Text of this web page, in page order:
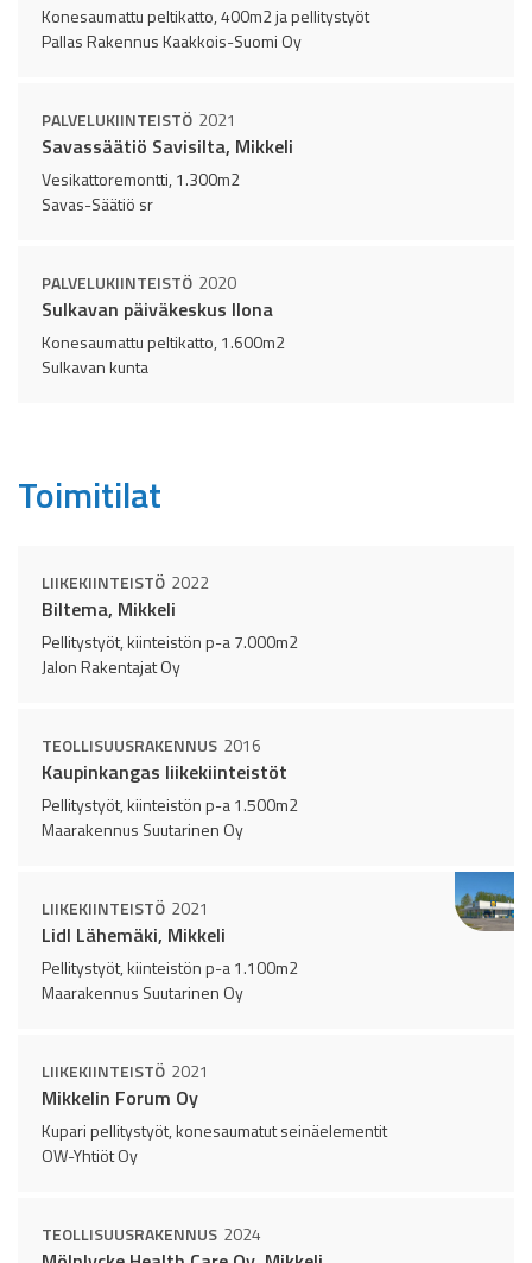
Konesaumattu peltikatto, 400m2 ja pellitystyöt
Pallas Rakennus Kaakkois-Suomi Oy
PALVELUKIINTEISTÖ 2021
Savassäätiö Savisilta, Mikkeli
Vesikattoremontti, 1.300m2
Savas-Säätiö sr
PALVELUKIINTEISTÖ 2020
Sulkavan päiväkeskus Ilona
Konesaumattu peltikatto, 1.600m2
Sulkavan kunta
Toimitilat
LIIKEKIINTEISTÖ 2022
Biltema, Mikkeli
Pellitystyöt, kiinteistön p-a 7.000m2
Jalon Rakentajat Oy
TEOLLISUUSRAKENNUS 2016
Kaupinkangas liikekiinteistöt
Pellitystyöt, kiinteistön p-a 1.500m2
Maarakennus Suutarinen Oy
LIIKEKIINTEISTÖ 2021
Lidl Lähemäki, Mikkeli
Pellitystyöt, kiinteistön p-a 1.100m2
Maarakennus Suutarinen Oy
LIIKEKIINTEISTÖ 2021
Mikkelin Forum Oy
Kupari pellitystyöt, konesaumatut seinäelementit
OW-Yhtiöt Oy
TEOLLISUUSRAKENNUS 2024